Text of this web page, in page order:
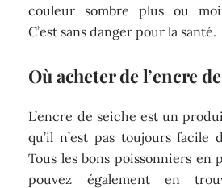
couleur sombre plus ou
C’est sans danger pour la santé.
Où acheter de l’encre
L’encre de seiche est un
qu’il n’est pas toujours facile
Tous les bons poissonniers en
pouvez également en